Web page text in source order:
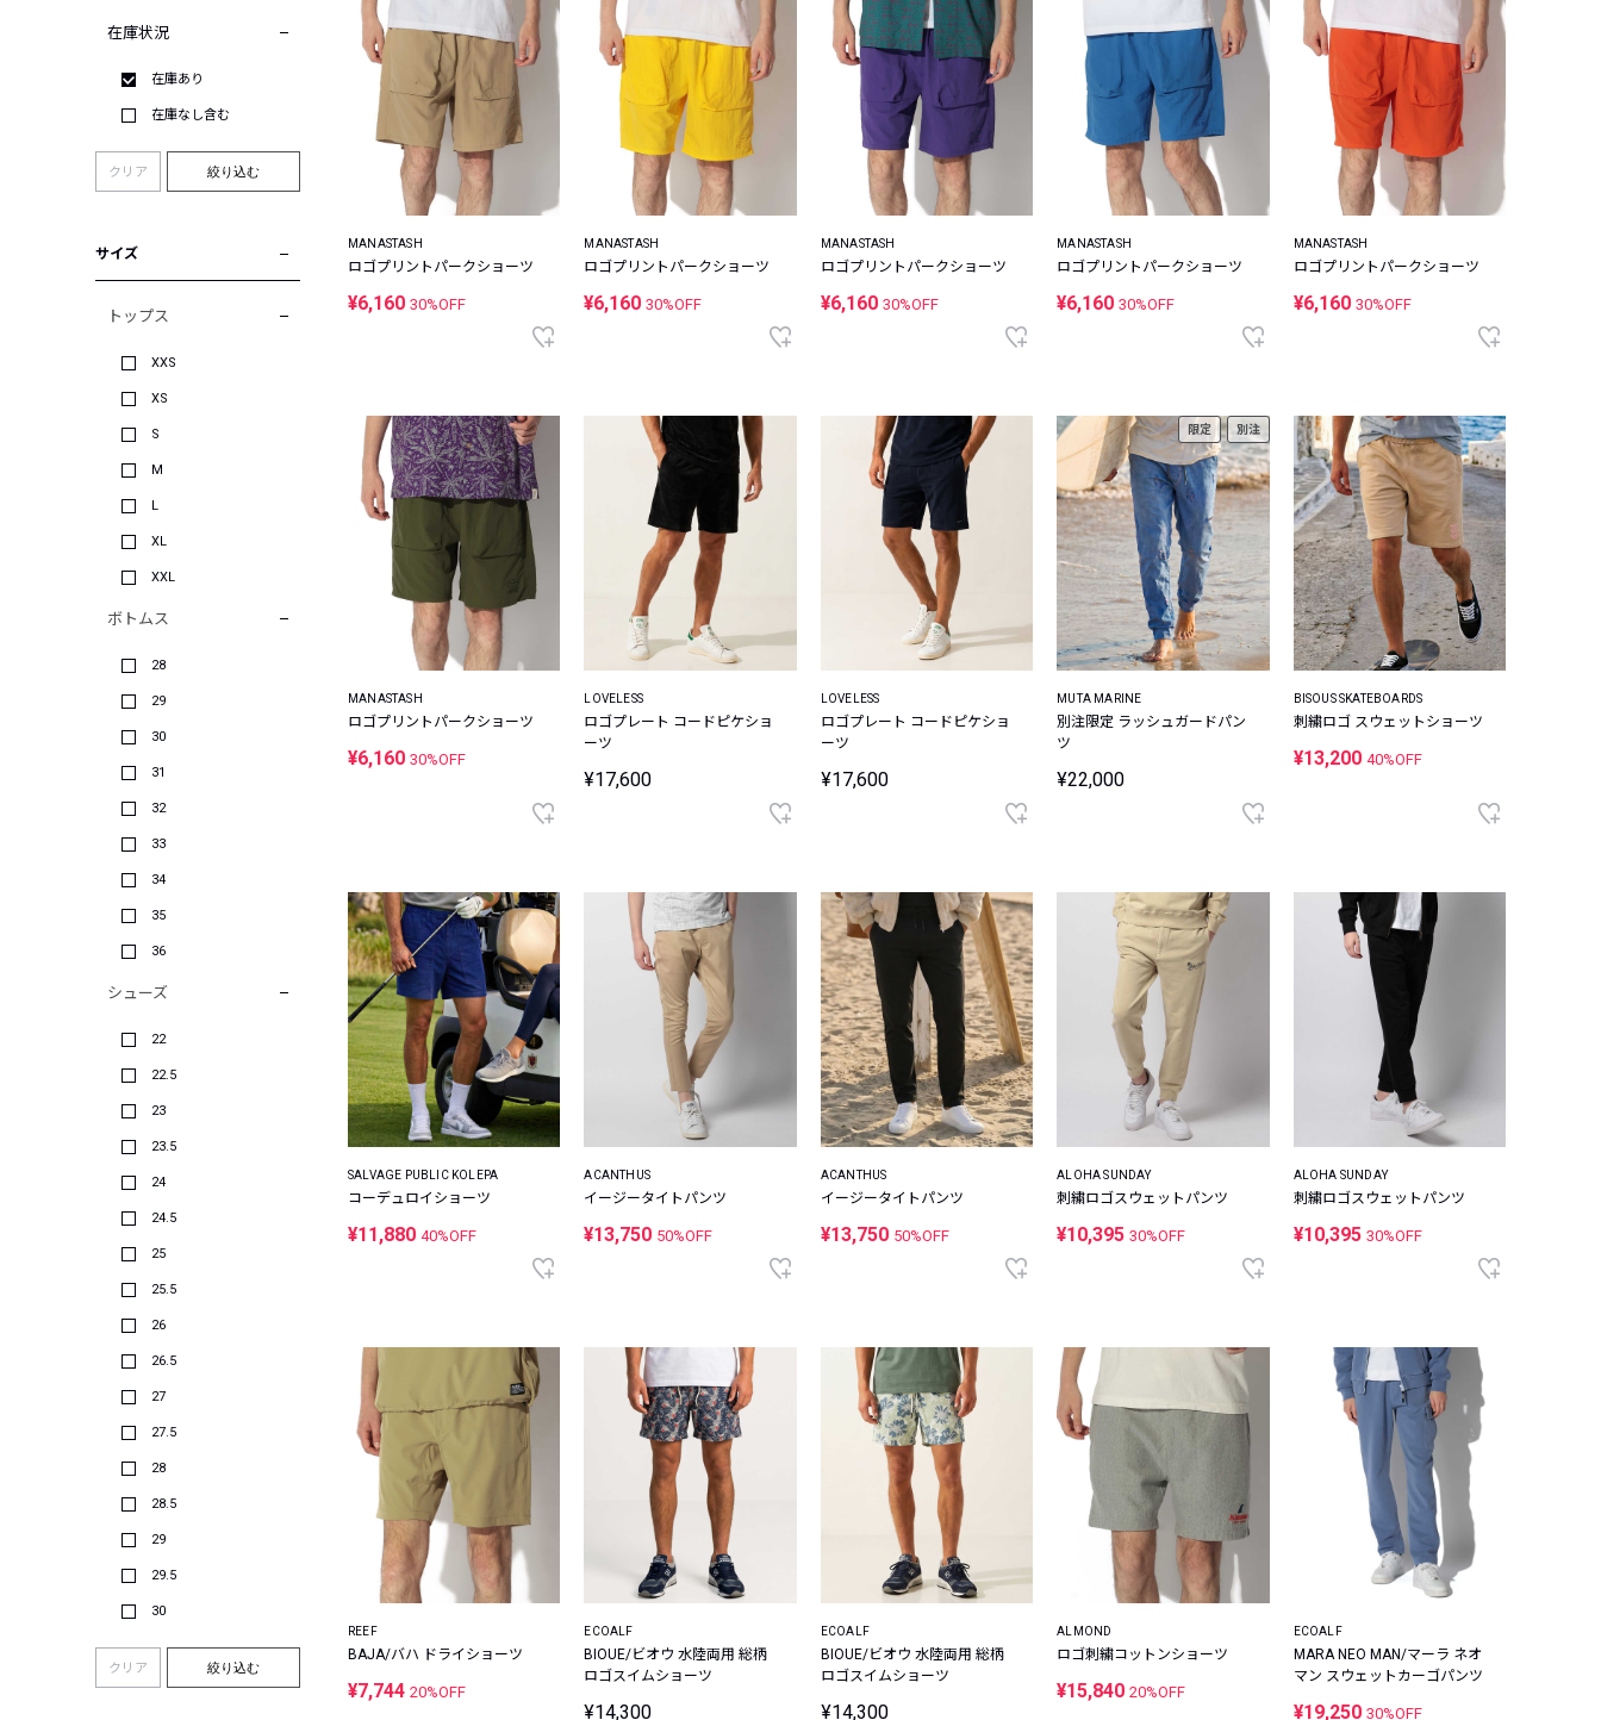
在庫状況
在庫あり
在庫なし含む
クリア 絞り込む
サイズ
トップス
XXS
XS
S
M
L
XL
XXL
ボトムス
28
29
30
31
32
33
34
35
36
シューズ
22
22.5
23
23.5
24
24.5
25
25.5
26
26.5
27
27.5
28
28.5
29
29.5
30
クリア 絞り込む
MANASTASH
ロゴプリントパークショーツ
¥6,160 30%OFF
MANASTASH
ロゴプリントパークショーツ
¥6,16030%OFF
MANASTASH
ロゴプリントパークショーツ
¥6,160 30%OFF
MANASTASH
ロゴプリントパークショーツ
¥6,16030%OFF
MANASTASH
ロゴプリントパークショーツ
¥6,160 30%OFF
MANASTASH
ロゴプリントパークショーツ
¥6,160 30%OFF
LOVELESS
ロゴプレート コードピケショ
ーツ
¥17,600
LOVELESS
ロゴプレート コードピケショ
ーツ
¥17,600
限定 別注
MUTA MARINE
別注限定 ラッシュガードパン
ツ
¥22,000
BISOUS SKATEBOARDS
刺繍ロゴ スウェットショーツ
¥13,200 40%OFF
SALVAGE PUBLIC KOLEPA
コーデュロイショーツ
¥11,880 40%OFF
ACANTHUS
イージータイトパンツ
¥13,750 50%OFF
ACANTHUS
イージータイトパンツ
¥13,750 50%OFF
ALOHA SUNDAY
刺繍ロゴスウェットパンツ
¥10,39530%OFF
ALOHA SUNDAY
刺繍ロゴスウェットパンツ
¥10,395 30%OFF
REEF
BAJA/バハ ドライショーツ
¥7,744 20%OFF
ECOALF
BIOUE/ビオウ 水陸両用 総柄
ロゴスイムショーツ
¥14,300
ECOALF
BIOUE/ビオウ 水陸両用 総柄
ロゴスイムショーツ
¥14,300
ALMOND
ロゴ刺繍コットンショーツ
¥15,84020%OFF
ECOALF
MARA NEO MAN/マーラ ネオ
マン スウェットカーゴパンツ
¥19,250 30%OFF